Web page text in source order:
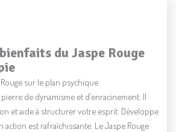
du Jaspe Rouge
sur le plan psychique
de dynamisme et d’enracinement. Il
et aide à structurer votre esprit. Développe
action est rafraîchissante. Le Jaspe Rouge